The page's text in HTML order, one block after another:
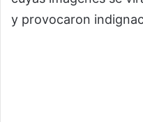
y provocaron